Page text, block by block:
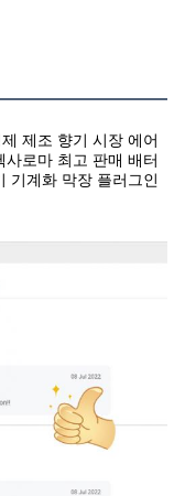
제조 향기 시장 에어
사로마 최고 판매 배터
기계화 막장 플러그인